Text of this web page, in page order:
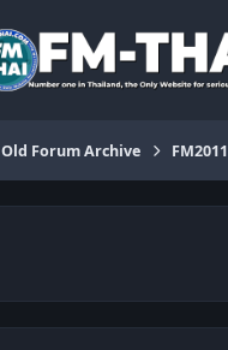
Old Forum Archive FM2011